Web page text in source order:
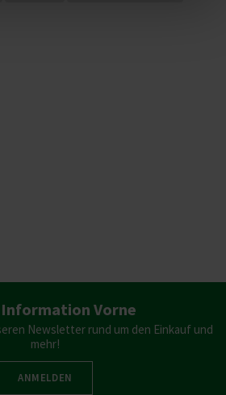
Information Vorne
Newsletter rund um den Einkauf und
mehr!
ANMELDEN